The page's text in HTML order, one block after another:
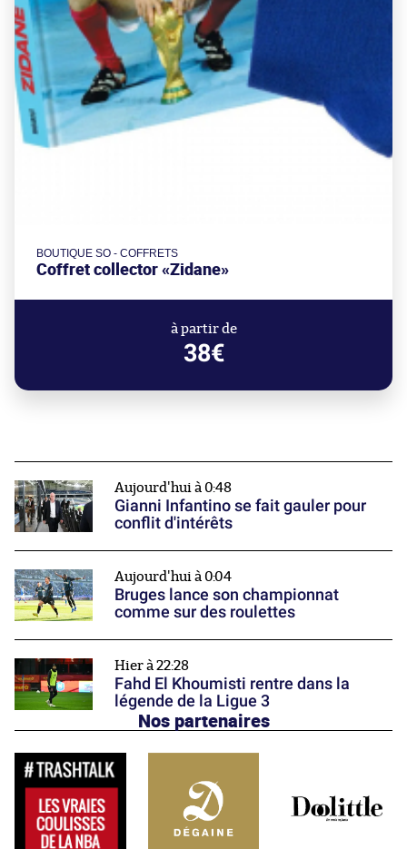
BOUTIQUE SO - COFFRETS
Coffret collector «Zidane»
à partir de
38€
Aujourd'hui à 0:48
Gianni Infantino se fait gauler pour
conflit d'intérêts
Aujourd'hui à 0:04
Bruges lance son championnat
comme sur des roulettes
Hier à 22:28
Fahd El Khoumisti rentre dans la
légende de la Ligue 3
Nos partenaires